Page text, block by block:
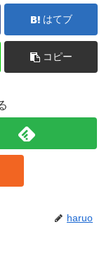
はてブ
コピー
haruo